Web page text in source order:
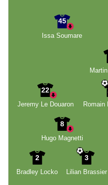
45
Issa Soumare
22
Jeremy Le Douaron
Romain
8
Hugo Magnetti
2
Bradley Locko
3
Lilian Brassier